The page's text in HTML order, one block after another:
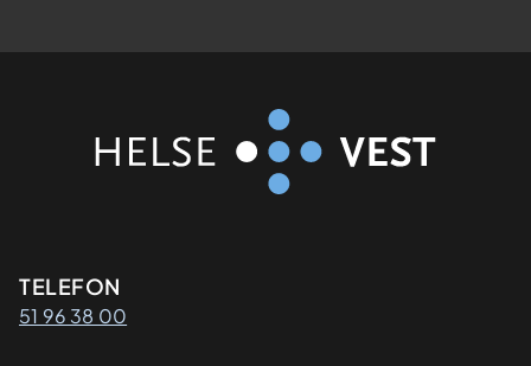
Kontaktinformasjon
TELEFON
51 96 38 00